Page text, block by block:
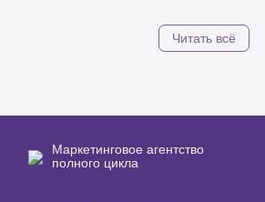
Читать всё
Маркетинговое агентство
полного цикла